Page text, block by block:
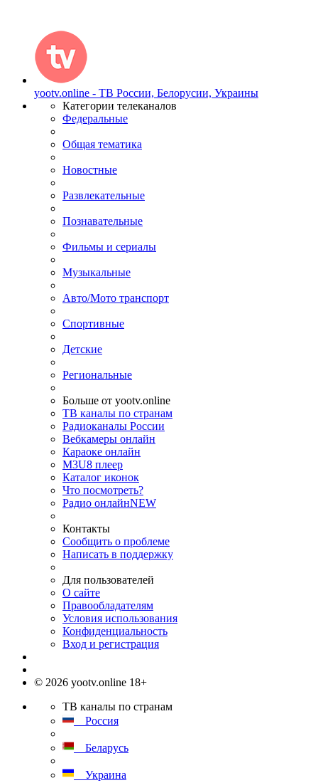
yootv.online - ТВ России, Белорусии, Украины
Категории телеканалов
Федеральные
Общая тематика
Новостные
Развлекательные
Познавательные
Фильмы и сериалы
Музыкальные
Авто/Мото транспорт
Спортивные
Детские
Региональные
Больше от yootv.online
ТВ каналы по странам
Радиоканалы России
Вебкамеры онлайн
Караоке онлайн
M3U8 плеер
Каталог иконок
Что посмотреть?
Радио онлайнNEW
Контакты
Сообщить о проблеме
Написать в поддержку
Для пользователей
О сайте
Правообладателям
Условия использования
Конфиденциальность
Вход и регистрация
© 2026 yootv.online 18+
ТВ каналы по странам
Россия
Беларусь
Украина